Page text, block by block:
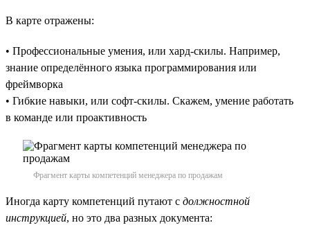
В карте отражены:
• Профессиональные умения, или хард-скилы. Например,
знание определённого языка программирования или
фреймворка
• Гибкие навыки, или софт-скилы. Скажем, умение работать
в команде или проактивность
Фрагмент карты компетенций менеджера по продажам
Иногда карту компетенций путают с должностной
инструкцией, но это два разных документа: